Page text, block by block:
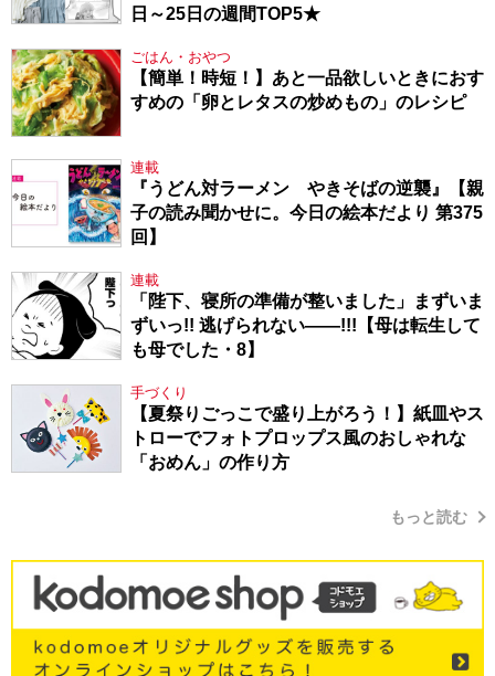
日～25日の週間TOP5★
ごはん・おやつ
【簡単！時短！】あと一品欲しいときにおす
すめの「卵とレタスの炒めもの」のレシピ
連載
『うどん対ラーメン やきそばの逆襲』【親
子の読み聞かせに。今日の絵本だより 第375
回】
連載
「陛下、寝所の準備が整いました」まずいま
ずいっ!! 逃げられない――!!!【母は転生して
も母でした・8】
手づくり
【夏祭りごっこで盛り上がろう！】紙皿やス
トローでフォトプロップス風のおしゃれな
「おめん」の作り方
もっと読む